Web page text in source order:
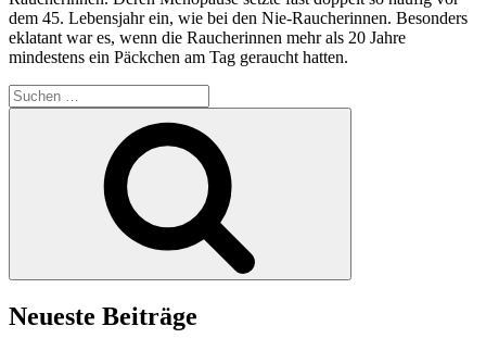
dem 45. Lebensjahr ein, wie bei den Nie-Raucherinnen. Besonders
eklatant war es, wenn die Raucherinnen mehr als 20 Jahre
mindestens ein Päckchen am Tag geraucht hatten.
Suchen
nach:
Neueste Beiträge